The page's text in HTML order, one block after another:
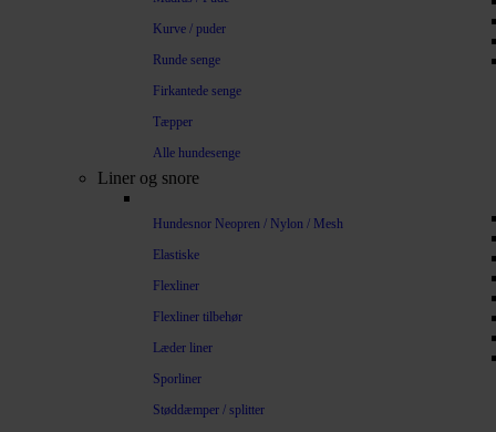
Kurve / puder
Runde senge
Firkantede senge
Tæpper
Alle hundesenge
Liner og snore
Hundesnor Neopren / Nylon / Mesh
Elastiske
Flexliner
Flexliner tilbehør
Læder liner
Sporliner
Støddæmper / splitter